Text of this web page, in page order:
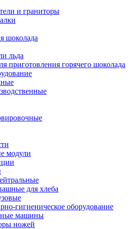
и граниторы
шоколада
льда
приготовления горячего шоколада
модули
для хлеба
гигиеническое оборудование
машины
ножей